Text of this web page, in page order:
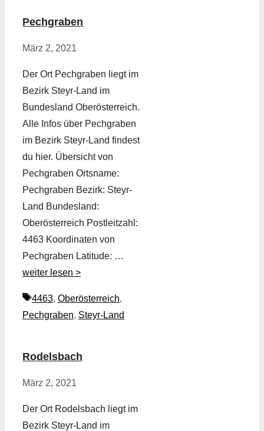
Pechgraben
März 2, 2021
Der Ort Pechgraben liegt im
Bezirk Steyr-Land im
Bundesland Oberösterreich.
Alle Infos über Pechgraben
im Bezirk Steyr-Land findest
du hier. Übersicht von
Pechgraben Ortsname:
Pechgraben Bezirk: Steyr-
Land Bundesland:
Oberösterreich Postleitzahl:
4463 Koordinaten von
Pechgraben Latitude: …
weiter lesen >
Schlagwörter
4463, Oberösterreich,
Pechgraben, Steyr-Land
Rodelsbach
März 2, 2021
Der Ort Rodelsbach liegt im
Bezirk Steyr-Land im